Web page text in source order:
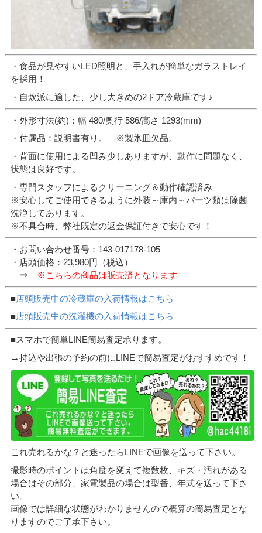
・食品が見やすいLED照明と、手入れが簡単なガラストレイ
を採用！
・自炊派に適した、少し大きめの2ドア冷蔵庫です♪
・外形寸法(約)：幅 480/奥行 586/高さ 1293(mm)
・付属品：説明書有り。 ※製氷皿欠品。
・背面に使用による凹み少しありますが、動作に問題なく、
状態は良好です。
・専門スタッフによるクリーニング＆動作確認済み
※安心してご使用できるように外装～庫内～パーツ類は除菌
洗浄してあります。
※不具合時、弊社既定の返金保証付きで安心です！
・お問い合わせ番号：143-017178-105
・店頭価格：23,980円（税込）
⇒
※こちらの商品は販売済となります
■店頭販売中の冷蔵庫の入荷情報はこちら
■店頭販売中の洗濯機の入荷情報はこちら
■スマホで簡単LINE簡易査定承ります。
→持込や出張の予約の前にLINEで簡易査定がおすすめです！
これ売れるかな？と迷ったらLINEで画像を送って下さい。
撮影時のポイントは角度を変えて複数枚、キズ・汚れがある
場合はその部分、家電製品の場合は型番、年式を送って下さ
い。
画像では詳細な状態がわかりませんので概算の簡易査定とな
りますのでご了承下さい。